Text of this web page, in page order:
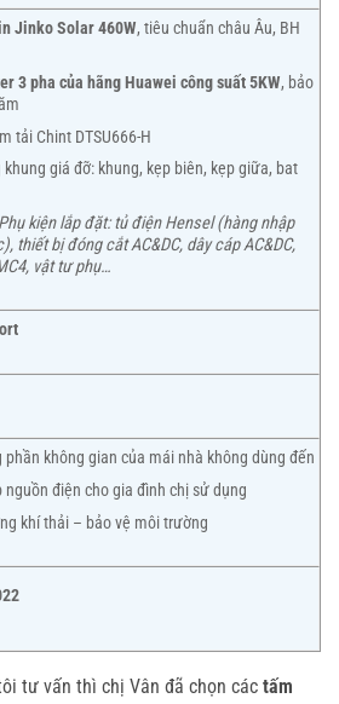
Jinko Solar 460W, tiêu chuẩn châu Âu, BH
3 pha của hãng Huawei công suất 5KW, bảo
tải Chint DTSU666-H
khung giá đỡ: khung, kẹp biên, kẹp giữa, bat
kiện lắp đặt: tủ điện Hensel (hàng nhập
thiết bị đóng cắt AC&DC, dây cáp AC&DC,
vật tư phụ…
phần không gian của mái nhà không dùng đến
nguồn điện cho gia đình chị sử dụng
khí thải – bảo vệ môi trường
tư vấn thì chị Vân đã chọn các tấm